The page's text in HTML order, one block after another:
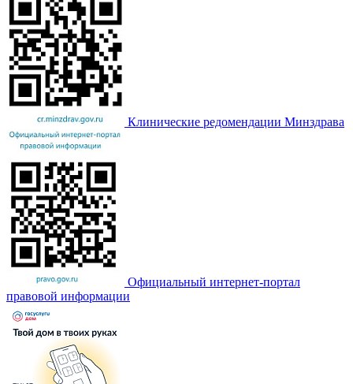
Клинические редомендации Минздрава
Официальный интернет-портал
правовой информации